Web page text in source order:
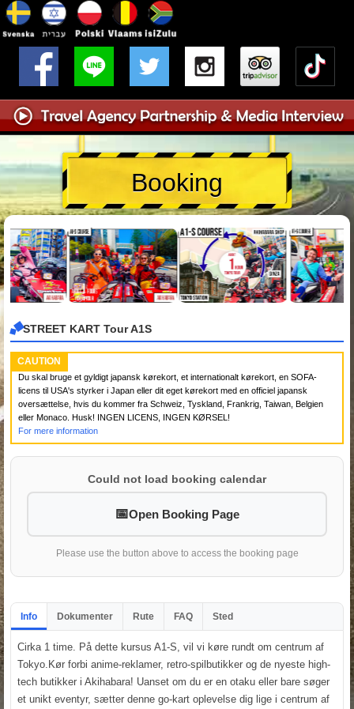
Booking
STREET KART Tour A1S
CAUTION
Du skal bruge et gyldigt japansk kørekort, et internationalt kørekort, en SOFA-
licens til USA's styrker i Japan eller dit eget kørekort med en officiel japansk
oversættelse, hvis du kommer fra Schweiz, Tyskland, Frankrig, Taiwan, Belgien
eller Monaco. Husk! INGEN LICENS, INGEN KØRSEL!
For mere information
Could not load booking calendar
Open Booking Page
Please use the button above to access the booking page
Info Dokumenter Rute FAQ Sted
Cirka 1 time. På dette kursus A1-S, vil vi køre rundt om centrum af
Tokyo.Kør forbi anime-reklamer, retro-spilbutikker og de nyeste high-
tech butikker i Akihabara! Uanset om du er en otaku eller bare søger
et unikt eventyr, sætter denne go-kart oplevelse dig lige i centrum af